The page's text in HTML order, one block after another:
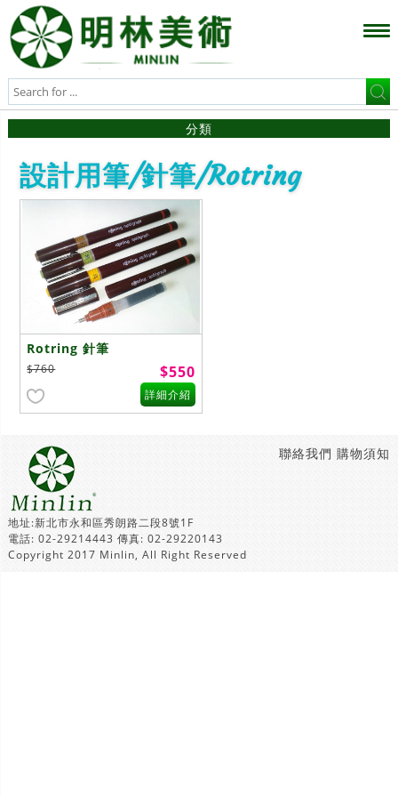
分類
設計用筆/針筆/Rotring
Rotring 針筆
$760 $550
詳細介紹
購物須知
聯絡我們
地址:新北市永和區秀朗路二段8號1F
電話: 02-29214443 傳真: 02-29220143
Copyright 2017 Minlin, All Right Reserved